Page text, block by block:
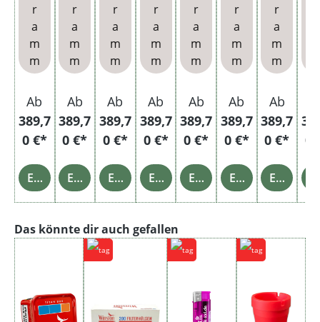
euerz
eug
r
a
m
m
Ab
389,7
0 €*
Einzelheiten
r
a
m
m
Ab
389,7
0 €*
Einzelheiten
Size
Filter
hülse
n und
Metal
lasch
enbe
cher
r
a
m
m
Ab
389,7
0 €*
Einzelheiten
Filter
hülse
n und
Metal
lasch
enbe
cher
r
a
m
m
Ab
389,7
0 €*
Einzelheiten
n
r
a
m
m
Ab
389,7
0 €*
Einzelheiten
hülse
n
r
a
m
m
Ab
389,7
0 €*
Einzelheiten
cher
r
a
m
m
Ab
389,7
0 €*
Einzelheiten
0
Produktgalerie überspringen
Das könnte dir auch gefallen